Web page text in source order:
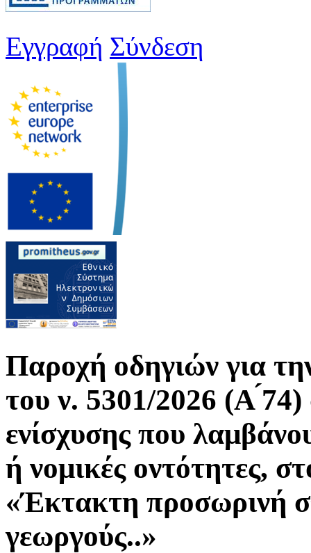
Εγγραφή Σύνδεση
Παροχή οδηγιών για
του ν. 5301/2026 (Α ́74)
ενίσχυσης που
ή νομικές οντότητες,
«Έκτακτη προσωρινή
γεωργούς..»